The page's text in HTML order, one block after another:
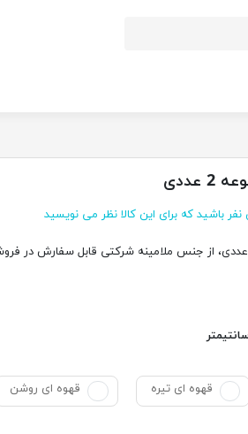
نفر باشید که برای این کالا نظر می نویسید
لباس مجموعه 2 عددی، از جنس ملامینه شرکتی قابل سفارش در
قهوه ای تیره قهوه ای روشن